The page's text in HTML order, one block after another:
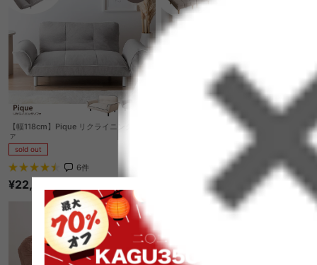
【幅118cm】Pique リクライニングソフ
ァ
sold out
6件
¥22,049
【幅130cm】Sourire リクライニング式コ
7
¥23,999